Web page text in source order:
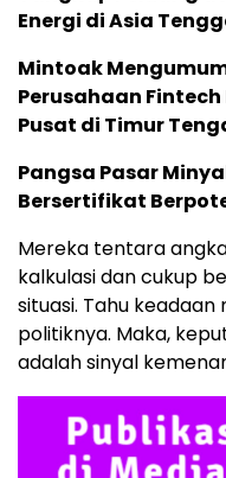
Energi di Asia
Mintoak
Perusahaan
Pusat di Timur
Pangsa Pasar
Bersertifikat
Mereka tentara
kalkulasi dan cukup
situasi. Tahu
politiknya. Maka,
adalah sinyal